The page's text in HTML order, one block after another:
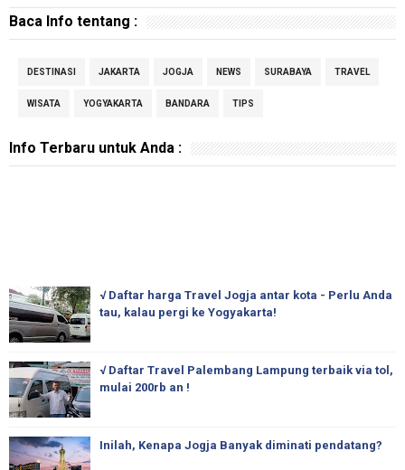
Baca Info tentang :
DESTINASI JAKARTA JOGJA NEWS SURABAYA TRAVEL
WISATA YOGYAKARTA BANDARA TIPS
Info Terbaru untuk Anda :
√ Daftar harga Travel Jogja antar kota - Perlu Anda
tau, kalau pergi ke Yogyakarta!
√ Daftar Travel Palembang Lampung terbaik via tol,
mulai 200rb an !
Inilah, Kenapa Jogja Banyak diminati pendatang?